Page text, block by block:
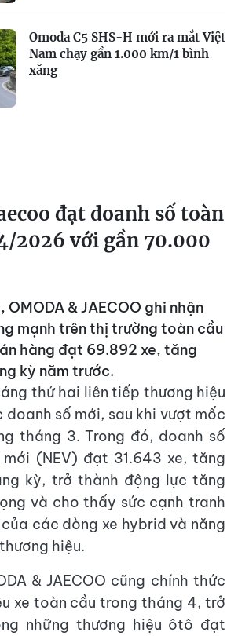
Omoda C5 SHS-H mới ra mắt Việt
Nam chạy gần 1.000 km/1 bình
xăng
đạt doanh số toàn
2026 với gần 70.000
& JAECOO ghi nhận
mạnh trên thị trường toàn cầu
hàng đạt 69.892 xe, tăng
kỳ năm trước.
thứ hai liên tiếp thương hiệu
số mới, sau khi vượt mốc
tháng 3. Trong đó, doanh số
mới (NEV) đạt 31.643 xe, tăng
kỳ, trở thành động lực tăng
và cho thấy sức cạnh tranh
các dòng xe hybrid và năng
hiệu.
& JAECOO cũng chính thức
xe toàn cầu trong tháng 4, trở
những thương hiệu ôtô đạt